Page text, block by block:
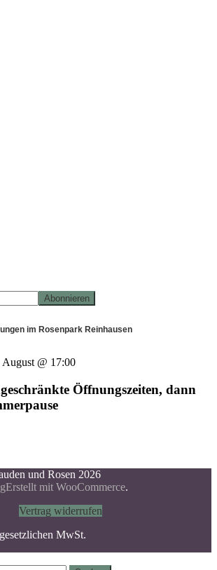
im Rosenpark Reinhausen
August @ 17:00
Öffnungszeiten, dann
und Rosen 2026
Erstellt mit WooCommerce.
Vertrag widerrufen
MwSt.